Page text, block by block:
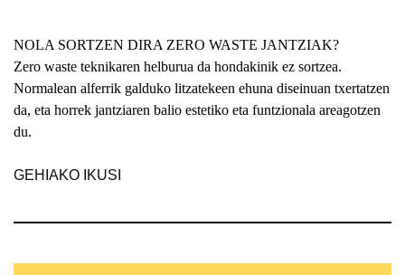
NOLA SORTZEN DIRA ZERO WASTE JANTZIAK?
Zero waste teknikaren helburua da hondakinik ez sortzea.
Normalean alferrik galduko litzatekeen ehuna diseinuan txertatzen
da, eta horrek jantziaren balio estetiko eta funtzionala areagotzen
du.
GEHIAKO IKUSI